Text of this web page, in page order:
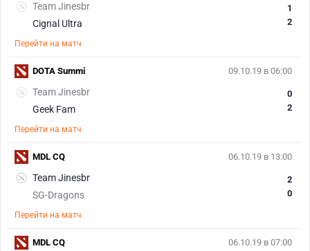
Team Jinesbr
Cignal Ultra
1
2
Перейти на матч
09.10.19 в 06:00
Team Jinesbr
Geek Fam
0
2
Перейти на матч
DOTA Summi
06.10.19 в 13:00
Team Jinesbr
SG-Dragons
2
0
Перейти на матч
MDL CQ
06.10.19 в 07:00
MDL CQ